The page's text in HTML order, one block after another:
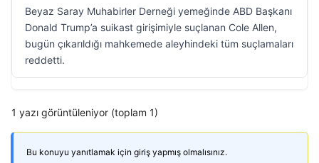
Beyaz Saray Muhabirler Derneği yemeğinde ABD Başkanı
Donald Trump’a suikast girişimiyle suçlanan Cole Allen,
bugün çıkarıldığı mahkemede aleyhindeki tüm suçlamaları
reddetti.
1 yazı görüntüleniyor (toplam 1)
Bu konuyu yanıtlamak için giriş yapmış olmalısınız.